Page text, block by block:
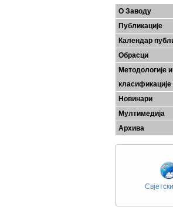
О Заводу
Публикације
Календар
Обрасци
Методологије и
класификације
Новинари
Мултимедија
Архива